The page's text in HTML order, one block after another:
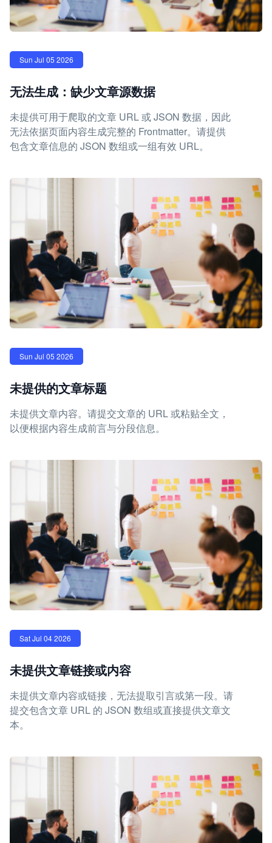
Sun Jul 05 2026
无法生成：缺少文章源数据
未提供可用于爬取的文章 URL 或 JSON 数据，因此
无法依据页面内容生成完整的 Frontmatter。请提供
包含文章信息的 JSON 数组或一组有效 URL。
Sun Jul 05 2026
未提供的文章标题
未提供文章内容。请提交文章的 URL 或粘贴全文，
以便根据内容生成前言与分段信息。
Sat Jul 04 2026
未提供文章链接或内容
未提供文章内容或链接，无法提取引言或第一段。请
提交包含文章 URL 的 JSON 数组或直接提供文章文
本。